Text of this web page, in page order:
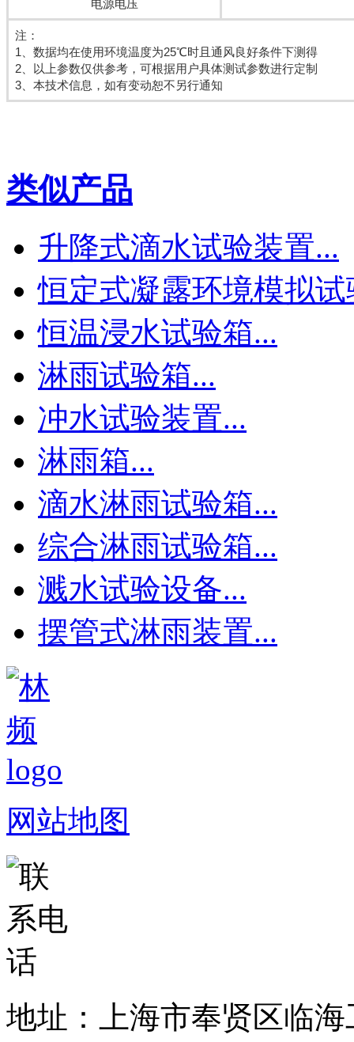
电源电压
注：
1、数据均在使用环境温度为25℃时且通风良好条件下测得
2、以上参数仅供参考，可根据用户具体测试参数进行定制
3、本技术信息，如有变动恕不另行通知
类似产品
升降式滴水试验装置...
恒定式凝露环境模拟试
恒温浸水试验箱...
淋雨试验箱...
冲水试验装置...
淋雨箱...
滴水淋雨试验箱...
综合淋雨试验箱...
溅水试验设备...
摆管式淋雨装置...
网站地图
地址：上海市奉贤区临